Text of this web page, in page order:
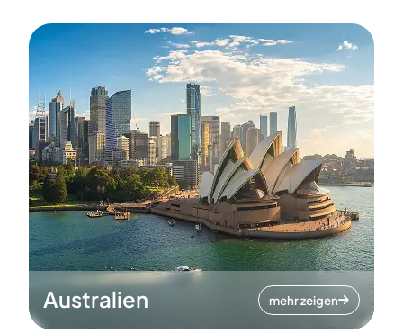
Australien mehr zeigen